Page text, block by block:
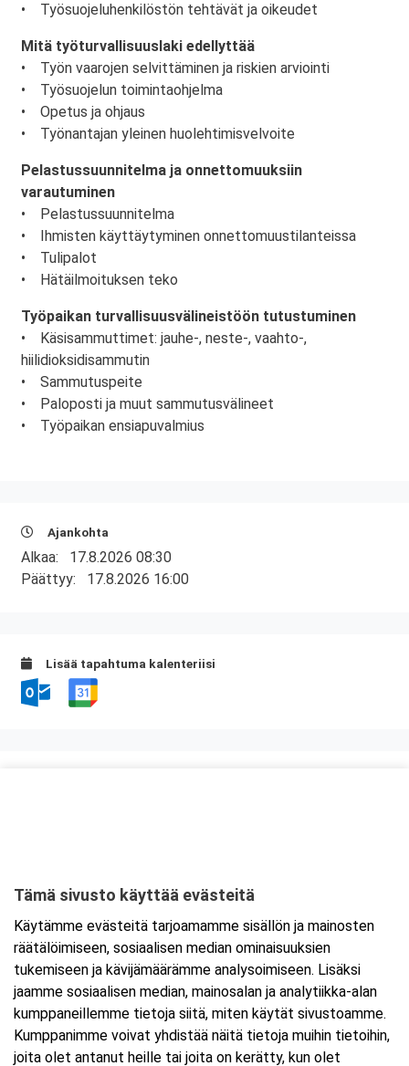
• Työsuojeluhenkilöstön tehtävät ja oikeudet
Mitä työturvallisuuslaki edellyttää
• Työn vaarojen selvittäminen ja riskien arviointi
• Työsuojelun toimintaohjelma
• Opetus ja ohjaus
• Työnantajan yleinen huolehtimisvelvoite
Pelastussuunnitelma ja onnettomuuksiin
varautuminen
• Pelastussuunnitelma
• Ihmisten käyttäytyminen onnettomuustilanteissa
• Tulipalot
• Hätäilmoituksen teko
Työpaikan turvallisuusvälineistöön tutustuminen
• Käsisammuttimet: jauhe-, neste-, vaahto-,
hiilidioksidisammutin
• Sammutuspeite
• Paloposti ja muut sammutusvälineet
• Työpaikan ensiapuvalmius
Ajankohta
Alkaa: 17.8.2026 08:30
Päättyy: 17.8.2026 16:00
Lisää tapahtuma kalenteriisi
Tarkempi kartta ja ajo-ohjeet
Tämä sivusto käyttää evästeitä
Käytämme evästeitä tarjoamamme sisällön ja mainosten
räätälöimiseen, sosiaalisen median ominaisuuksien
tukemiseen ja kävijämäärämme analysoimiseen. Lisäksi
jaamme sosiaalisen median, mainosalan ja analytiikka-alan
kumppaneillemme tietoja siitä, miten käytät sivustoamme.
Kumppanimme voivat yhdistää näitä tietoja muihin tietoihin,
joita olet antanut heille tai joita on kerätty, kun olet